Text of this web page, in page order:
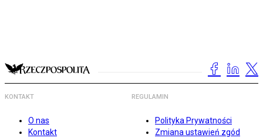
KONTAKT
O nas
Kontakt
REGULAMIN
Polityka Prywatności
Zmiana ustawień zgód